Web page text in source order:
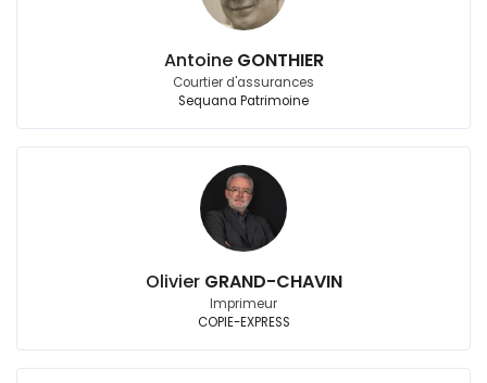
Antoine GONTHIER
Courtier d'assurances
Sequana Patrimoine
Olivier GRAND-CHAVIN
Imprimeur
COPIE-EXPRESS